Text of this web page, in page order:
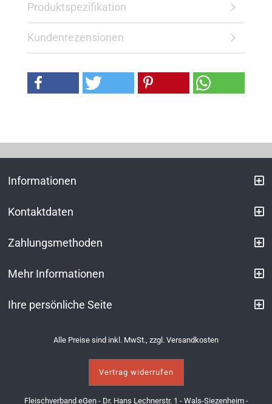
Produktspezifikation
Kundenrezensionen
Informationen
Kontaktdaten
Zahlungsmethoden
Mehr Informationen
Ihre persönliche Seite
Alle Preise sind inkl. MwSt., zzgl. Versandkosten
Vertrag widerrufen
Fleischverband eGen - Dr. Hans Lechnerstr. 1 - Wals-Siezenheim -